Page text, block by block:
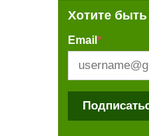
Хотите
Email *